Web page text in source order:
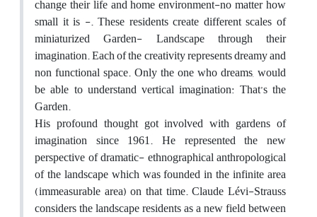
change their life and home environment-no matter how
small it is -. These residents create different scales of
miniaturized Garden- Landscape through their
imagination. Each of the creativity represents dreamy and
non functional space. Only the one who dreams, would
be able to understand vertical imagination: That’s the
Garden.
His profound thought got involved with gardens of
imagination since 1961. He represented the new
perspective of dramatic- ethnographical anthropological
of the landscape which was founded in the infinite area
(immeasurable area) on that time. Claude Lévi-Strauss
considers the landscape residents as a new field between